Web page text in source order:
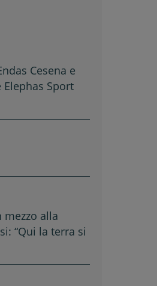
Cesena e
Elephas Sport
alla
“Qui la terra si